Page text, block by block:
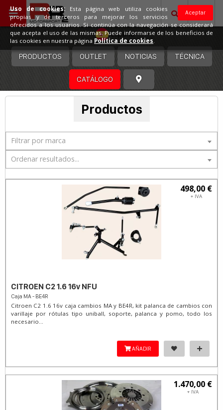
España
PRODUCTOS OUTLET NOTICIAS TÉCNICA
CATÁLOGO
Productos
Filtrar por marca
Ordenar resultados...
498,00 €
+ IVA
CITROEN C2 1.6 16v NFU
Caja MA - BE4R
Citroen C2 1.6 16v caja cambios MA y BE4R, kit palanca de cambios con
varillaje por rótulas tipo uniball, soporte, palanca y pomo, todo los
necesario...
AÑADIR
1.470,00 €
+ IVA
Aceptar
Uso de cookies:Esta página web utiliza cookies
propias y de terceros para mejorar los servicios
ofrecidos a los usuarios. Si continúa con la navegación se considerará
que acepta el uso de las mismas. Puede informarse de los beneficios de
las cookies en nuestra página Política de cookies.